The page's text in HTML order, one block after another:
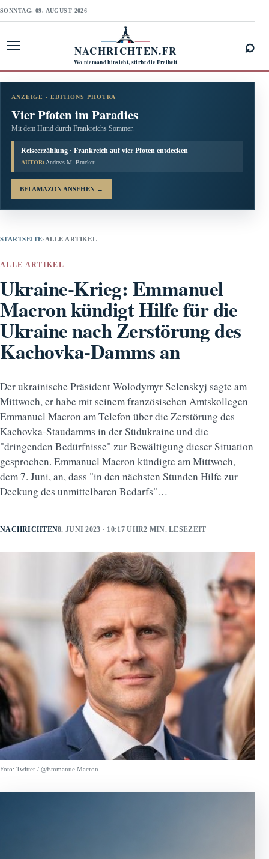
SONNTAG, 09. AUGUST 2026
NACHRICHTEN.FR
Wo niemand hinsieht, stirbt die Freiheit
⌕
ANZEIGE · EDITIONS PHOTRA
Vier Pfoten im Paradies
Mit dem Hund durch Frankreichs Sommer.
Reiseerzählung · Frankreich auf vier Pfoten entdecken
AUTOR: Andreas M. Brucker
BEI AMAZON ANSEHEN →
STARTSEITE› ALLE ARTIKEL
ALLE ARTIKEL
Ukraine-Krieg: Emmanuel
Macron kündigt Hilfe für die
Ukraine nach Zerstörung des
Kachovka-Damms an
Der ukrainische Präsident Wolodymyr Selenskyj sagte am
Mittwoch, er habe mit seinem französischen Amtskollegen
Emmanuel Macron am Telefon über die Zerstörung des
Kachovka-Staudamms in der Südukraine und die
"dringenden Bedürfnisse" zur Bewältigung dieser Situation
gesprochen. Emmanuel Macron kündigte am Mittwoch,
dem 7. Juni, an, dass "in den nächsten Stunden Hilfe zur
Deckung des unmittelbaren Bedarfs"…
NACHRICHTEN8. JUNI 2023 · 10:17 UHR2 MIN. LESEZEIT
Foto: Twitter / @EmmanuelMacron